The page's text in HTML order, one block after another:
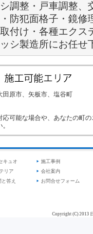
調整・戸車調整、
防犯面格子・鏡修
付け・各種エクス
シ製造所にお任せ
田原市、矢板市、塩谷町
可能な場合や、あなたの町
キュオ
施工事例
リア
会社案内
答え お問合せフォーム
Copyright (C) 2013